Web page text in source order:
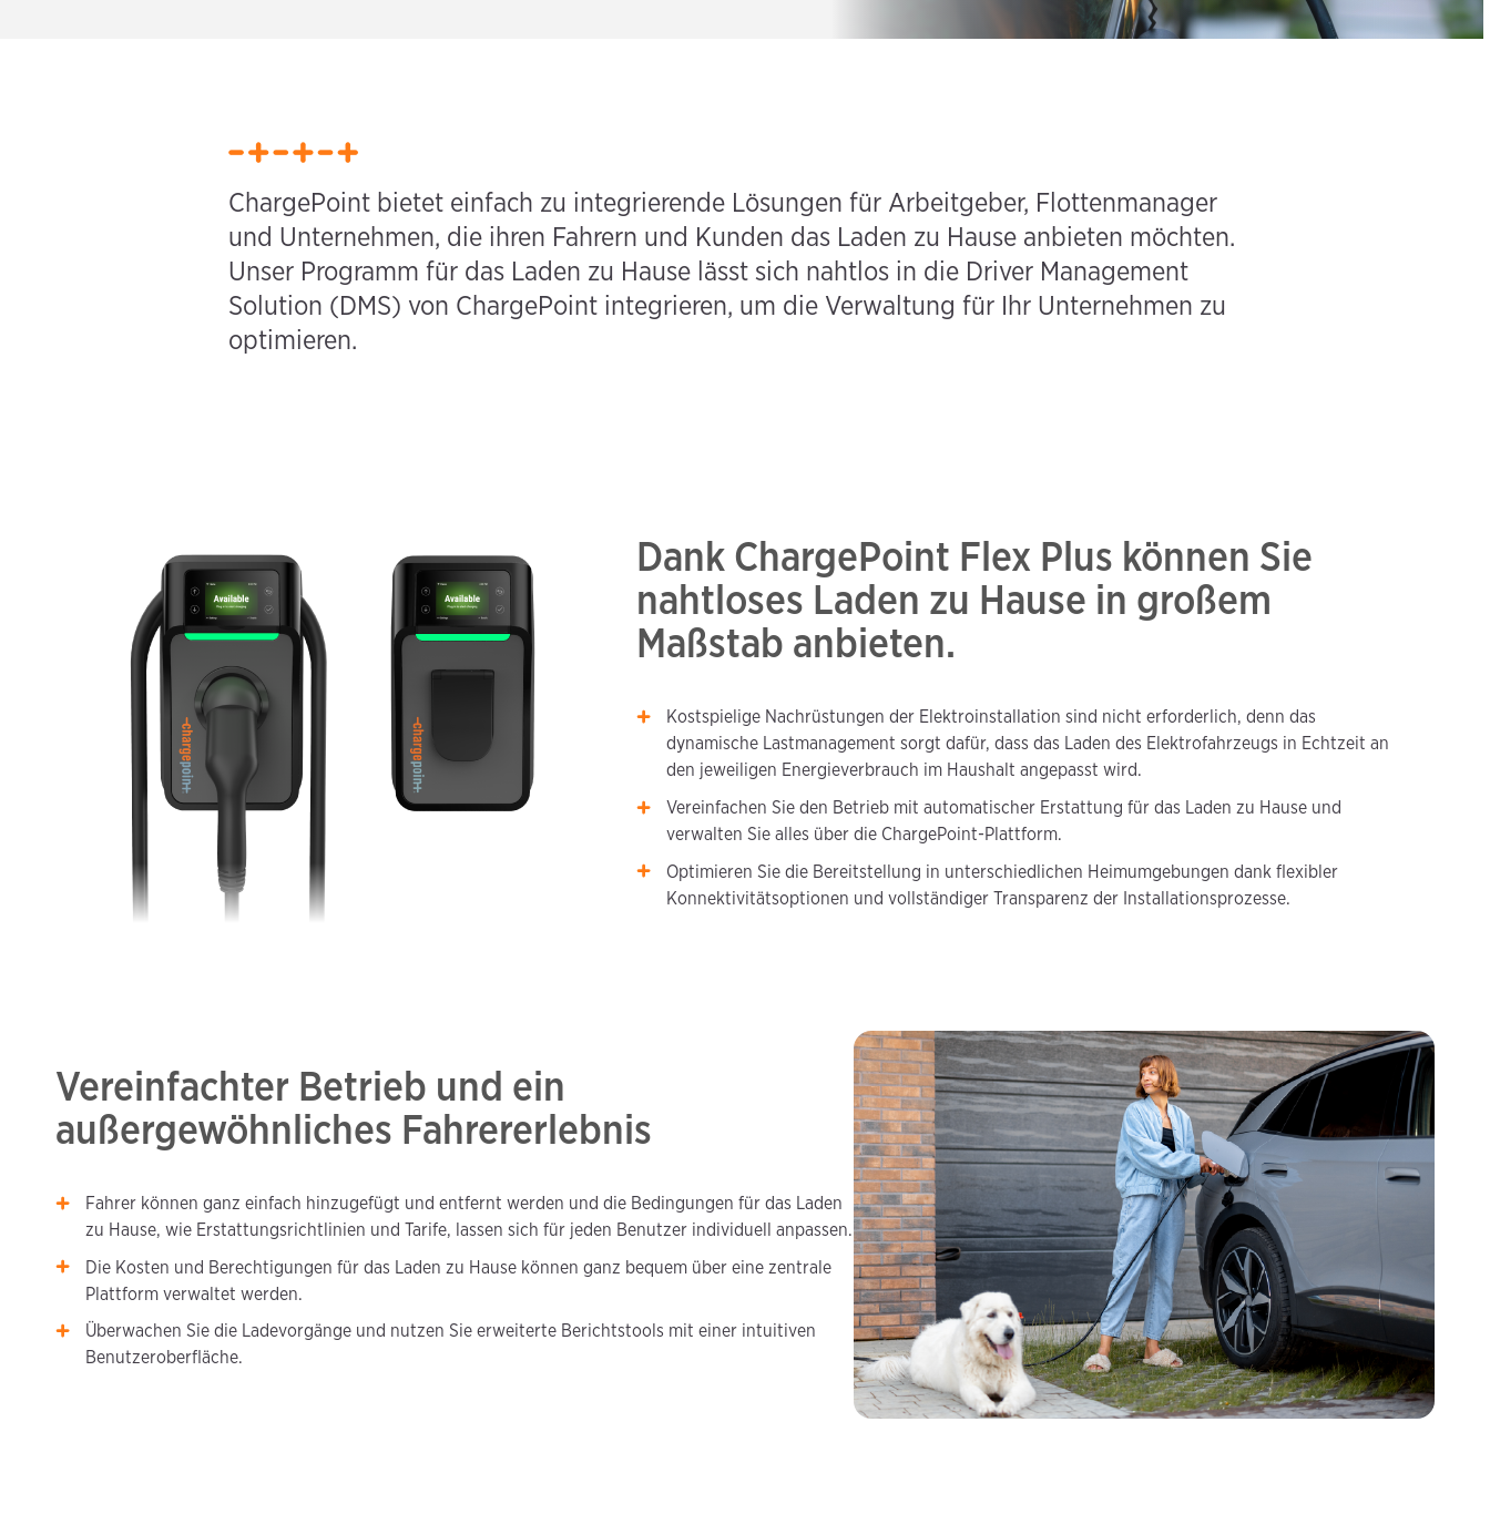
ChargePoint bietet einfach zu integrierende Lösungen für Arbeitgeber, Flottenmanager
und Unternehmen, die ihren Fahrern und Kunden das Laden zu Hause anbieten möchten.
Unser Programm für das Laden zu Hause lässt sich nahtlos in die Driver Management
Solution (DMS) von ChargePoint integrieren, um die Verwaltung für Ihr Unternehmen zu
optimieren.
Dank ChargePoint Flex Plus können Sie
nahtloses Laden zu Hause in großem
Maßstab anbieten.
Kostspielige Nachrüstungen der Elektroinstallation sind nicht erforderlich, denn das
dynamische Lastmanagement sorgt dafür, dass das Laden des Elektrofahrzeugs in Echtzeit an
den jeweiligen Energieverbrauch im Haushalt angepasst wird.
Vereinfachen Sie den Betrieb mit automatischer Erstattung für das Laden zu Hause und
verwalten Sie alles über die ChargePoint-Plattform.
Optimieren Sie die Bereitstellung in unterschiedlichen Heimumgebungen dank flexibler
Konnektivitätsoptionen und vollständiger Transparenz der Installationsprozesse.
Vereinfachter Betrieb und ein
außergewöhnliches Fahrererlebnis
Fahrer können ganz einfach hinzugefügt und entfernt werden und die Bedingungen für das Laden
zu Hause, wie Erstattungsrichtlinien und Tarife, lassen sich für jeden Benutzer individuell anpassen.
Die Kosten und Berechtigungen für das Laden zu Hause können ganz bequem über eine zentrale
Plattform verwaltet werden.
Überwachen Sie die Ladevorgänge und nutzen Sie erweiterte Berichtstools mit einer intuitiven
Benutzeroberfläche.